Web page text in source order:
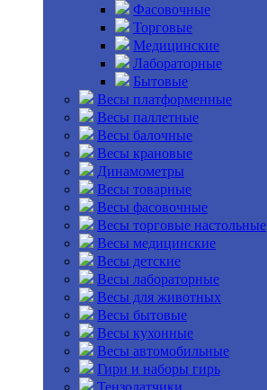
Фасовочные
Торговые
Медицинские
Лабораторные
Бытовые
Весы платформенные
Весы паллетные
Весы балочные
Весы крановые
Динамометры
Весы товарные
Весы фасовочные
Весы торговые настольные
Весы медицинские
Весы детские
Весы лабораторные
Весы для животных
Весы бытовые
Весы кухонные
Весы автомобильные
Гири и наборы гирь
Тензодатчики